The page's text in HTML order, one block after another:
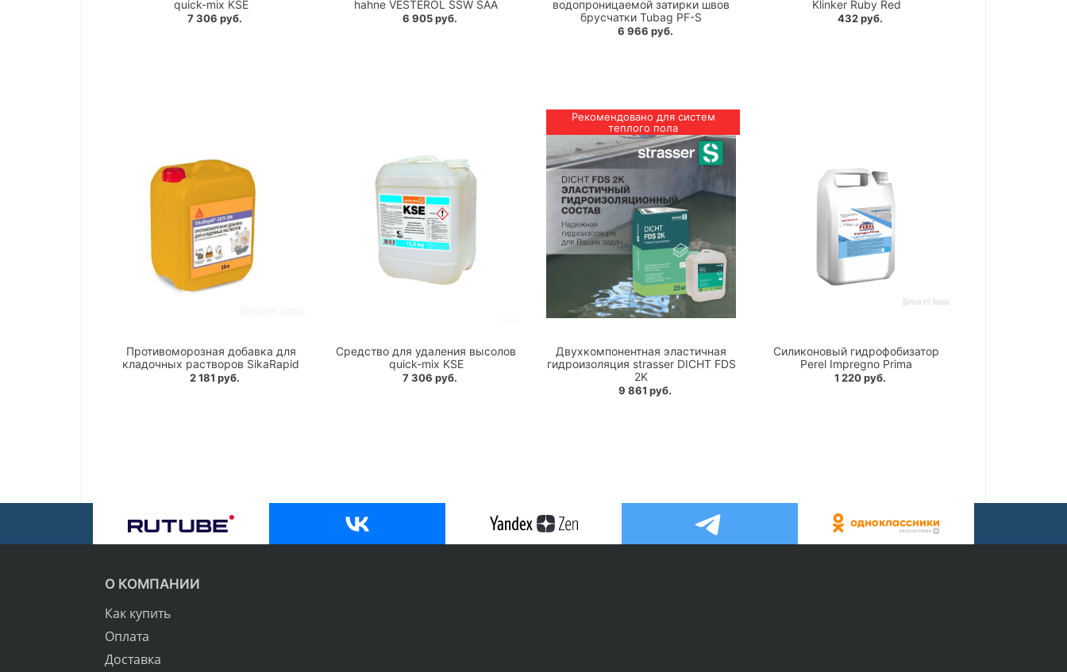
quick-mix KSE
7 306 руб.
hahne VESTEROL SSW SAA
6 905 руб.
водопроницаемой затирки швов
брусчатки Tubag PF-S
6 966 руб.
Klinker Ruby Red
432 руб.
Противоморозная добавка для
кладочных растворов SikaRapid
2 181 руб.
Средство для удаления высолов
quick-mix KSE
7 306 руб.
Рекомендовано для систем
теплого пола
Двухкомпонентная эластичная
гидроизоляция strasser DICHT FDS
2K
9 861 руб.
Силиконовый гидрофобизатор
Perel Impregno Prima
1 220 руб.
О КОМПАНИИ
Как купить
Оплата
Доставка